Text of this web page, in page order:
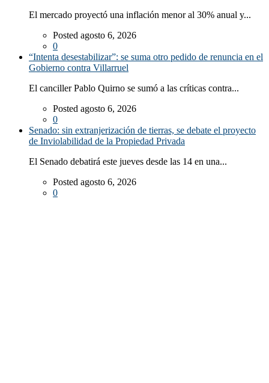
El mercado proyectó una inflación menor al 30% anual y...
Posted agosto 6, 2026
0
“Intenta desestabilizar”: se suma otro pedido de renuncia en el
Gobierno contra Villarruel
El canciller Pablo Quirno se sumó a las críticas contra...
Posted agosto 6, 2026
0
Senado: sin extranjerización de tierras, se debate el proyecto
de Inviolabilidad de la Propiedad Privada
El Senado debatirá este jueves desde las 14 en una...
Posted agosto 6, 2026
0